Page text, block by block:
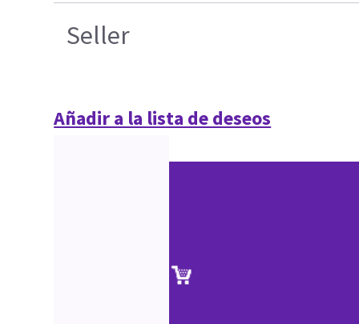
Seller
Añadir a la lista de deseos